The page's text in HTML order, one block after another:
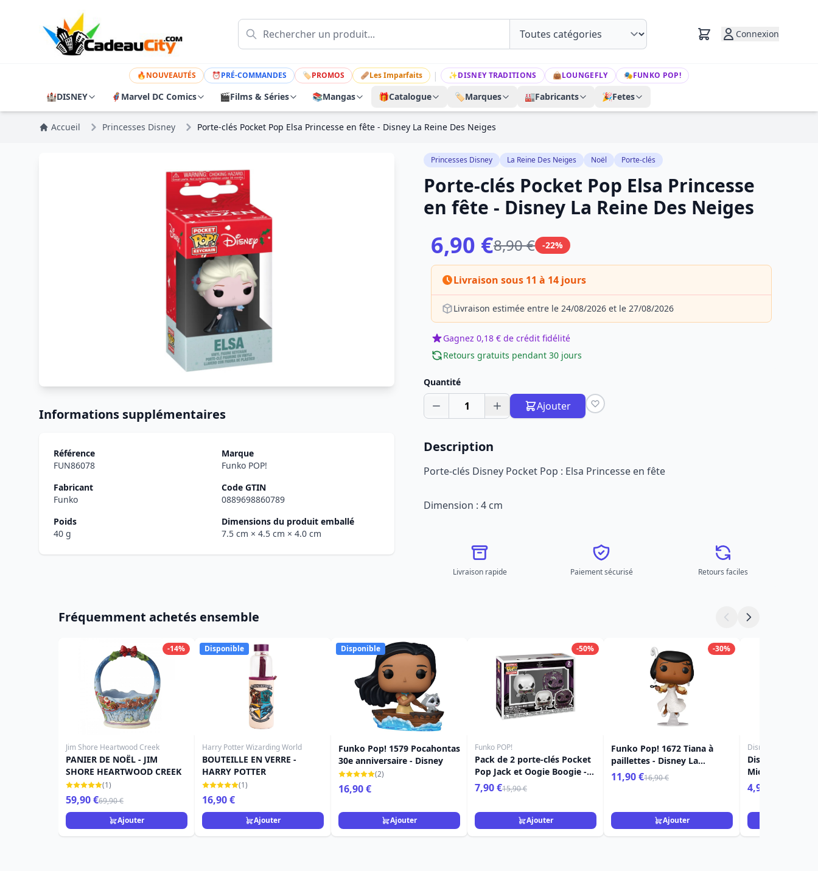
Connexion
🔥NOUVEAUTÉS ⏰PRÉ-COMMANDES 🏷PROMOS 🩹Les Imparfaits | ✨DISNEY TRADITIONS 👜LOUNGEFLY 🎭FUNKO POP!
🏰DISNEY 🦸 Marvel DC Comics 🎬Films & Séries 📚Mangas 🎁Catalogue 🏷️Marques 🏭Fabricants 🎉Fetes
Accueil Princesses Disney Porte-clés Pocket Pop Elsa Princesse en fête - Disney La Reine Des Neiges
Informations supplémentaires
Référence
FUN86078
Marque
Funko POP!
Fabricant
Funko
Code GTIN
0889698860789
Poids
40 g
Dimensions du produit emballé
7.5 cm × 4.5 cm × 4.0 cm
Princesses Disney La Reine Des Neiges Noël Porte-clés
Porte-clés Pocket Pop Elsa Princesse
en fête - Disney La Reine Des Neiges
6,90 €8,90 € -22%
Livraison sous 11 à 14 jours
Livraison estimée entre le 24/08/2026 et le 27/08/2026
Gagnez 0,18 € de crédit fidélité
Retours gratuits pendant 30 jours
Quantité
1 Ajouter
Description
Porte-clés Disney Pocket Pop : Elsa Princesse en fête
Dimension : 4 cm
Livraison rapide Paiement sécurisé Retours faciles
Fréquemment achetés ensemble
-14%
Jim Shore Heartwood Creek
PANIER DE NOËL - JIM
SHORE HEARTWOOD CREEK
(1)
59,90 €69,90 €
Ajouter
Disponible
Harry Potter Wizarding World
BOUTEILLE EN VERRE -
HARRY POTTER
(1)
16,90 €
Ajouter
Disponible
Funko Pop! 1579 Pocahontas
30e anniversaire - Disney
(2)
16,90 €
Ajouter
-50%
Funko POP!
Pack de 2 porte-clés Pocket
Pop Jack et Oogie Boogie -
Disney L'étrange Noël De
Monsieur Jack
7,90 €15,90 €
Ajouter
-30%
Funko Pop! 1672 Tiana à
paillettes - Disney La
Princesse et la Grenouille
11,90 €16,90 €
Ajouter
Disney
Disney pack
Mickey & Minnie
4,90 €